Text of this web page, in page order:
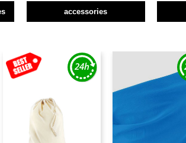
accessories